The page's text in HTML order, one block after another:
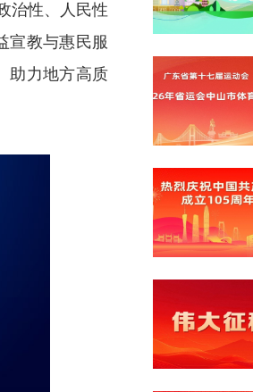
治性、人民性
宣教与惠民服
助力地方高质